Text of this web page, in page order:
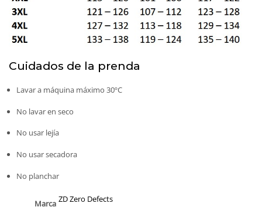
Cuidados de la prenda
Lavar a máquina máximo 30ºC
No lavar en seco
No usar lejía
No usar secadora
No planchar
Marca ZD Zero Defects